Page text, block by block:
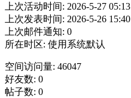
上次活动时间: 2026-5-27 05:13
上次发表时间: 2026-5-26 15:40
上次邮件通知: 0
所在时区: 使用系统默认
空间访问量: 46047
好友数: 0
帖子数: 0